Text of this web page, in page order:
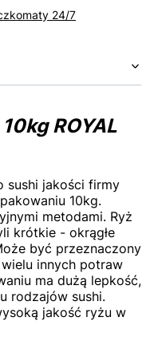
24/7
ROYAL
sushi jakości firmy
10kg.
metodami. Ryż
krótkie - okrągłe
być przeznaczony
innych potraw
ma dużą lepkość,
rodzajów sushi.
jakość ryżu w